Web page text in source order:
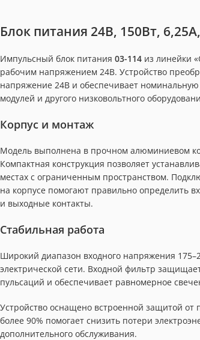
Блок питания 24В, 150Вт,
Импульсный блок питания 03-114 из линейки
рабочим напряжением 24В. Устройство
напряжение 24В и обеспечивает
модулей и другого низковольтного
Корпус и монтаж
Модель выполнена в прочном алюминиевом
Компактная конструкция позволяет
местах с ограниченным пространством.
на корпусе помогают правильно определить
и выходные контакты.
Стабильная работа
Широкий диапазон входного напряжения
электрической сети. Входной фильтр
пульсаций и обеспечивает равномерное
Устройство оснащено встроенной защитой от
более 90% помогает снизить потери
дополнительного обслуживания.